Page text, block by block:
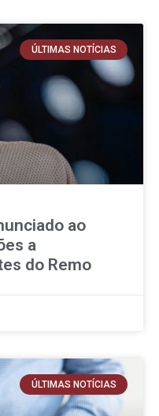
ÚLTIMAS NOTÍCIAS
ao
a
do Remo
ÚLTIMAS NOTÍCIAS